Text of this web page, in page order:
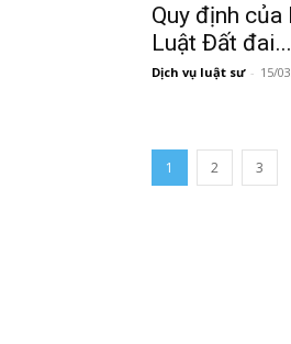
Quy định
Luật Đất đai...
Dịch vụ luật sư - 15/
1 2 3